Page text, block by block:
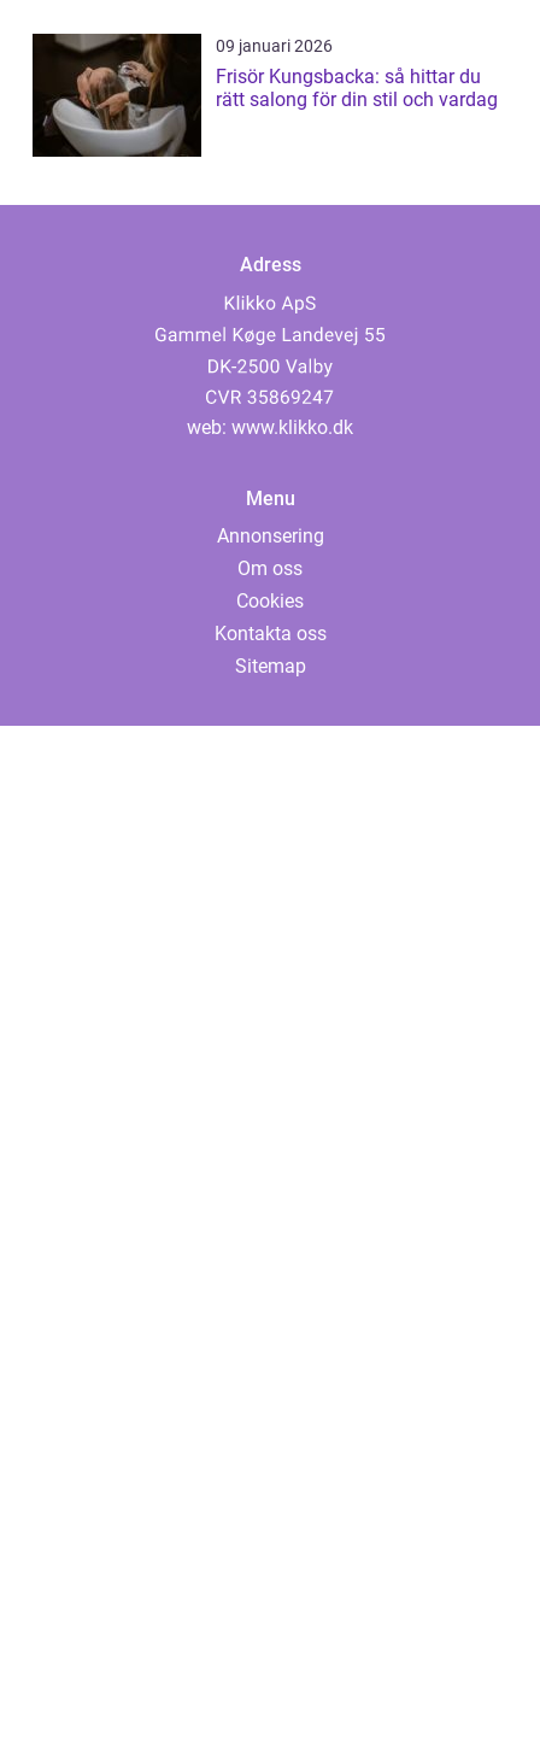
09 januari 2026
Frisör Kungsbacka: så hittar du
rätt salong för din stil och vardag
Adress
web: www.klikko.dk
Menu
Annonsering
Om oss
Cookies
Kontakta oss
Sitemap